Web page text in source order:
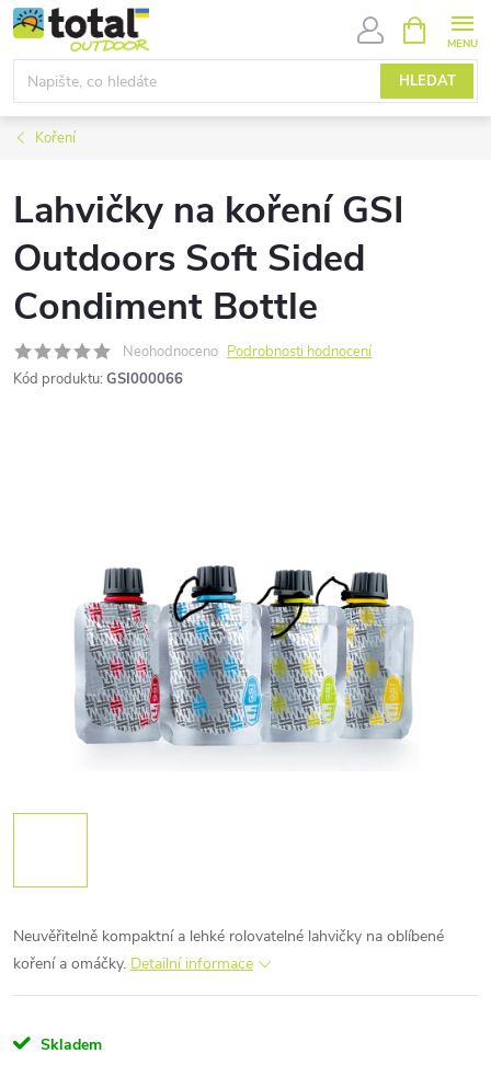
Přejít
na
obsah
HLEDAT
NÁKUPNÍ
KOŠÍK
Koření
Lahvičky na koření GSI
Outdoors Soft Sided
Condiment Bottle
Neohodnoceno Podrobnosti hodnocení
Kód produktu: GSI000066
Neuvěřitelně kompaktní a lehké rolovatelné lahvičky na oblíbené
koření a omáčky. Detailní informace
Skladem